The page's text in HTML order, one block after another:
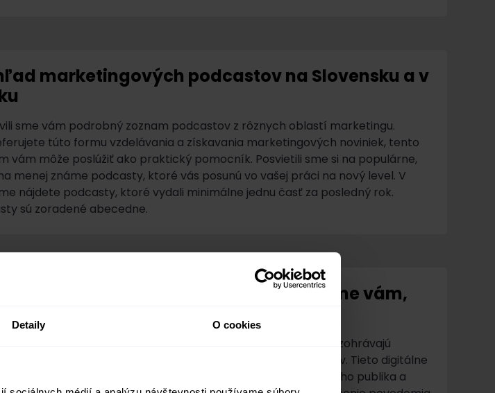
Detaily O cookies
marketingových podcastov na Slovensku a v
sme vám podrobný zoznam podcastov z rôznych oblastí marketingu.
túto formu vzdelávania a získavania marketingových noviniek, tento
vám môže poslúžiť ako praktický pomocník. Posvietili sme si na populárne,
menej známe podcasty, ktoré vás posunú vo vašej práci na nový level. V
nájdete podcasty, ktoré vydali minimálne jednu časť za posledný rok.
sú zoradené abecedne.
bannerovou reklamou – ukážeme vám,
svete, kde je pozornosť cennejšia ako kedykoľvek predtým, zohrávajú
reklamy kľúčovú úlohu pri propagácii značiek a produktov. Tieto digitálne
využívajú svoju vizuálnu silu na upútanie pozornosti cieľového publika a